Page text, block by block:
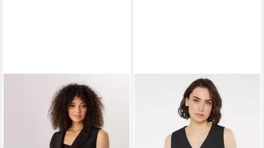
ANISTON PLUSLongweste
topmodisch
ab 28,56 € UVP59,99 €
SENSES.THE LABEL
Anzugweste